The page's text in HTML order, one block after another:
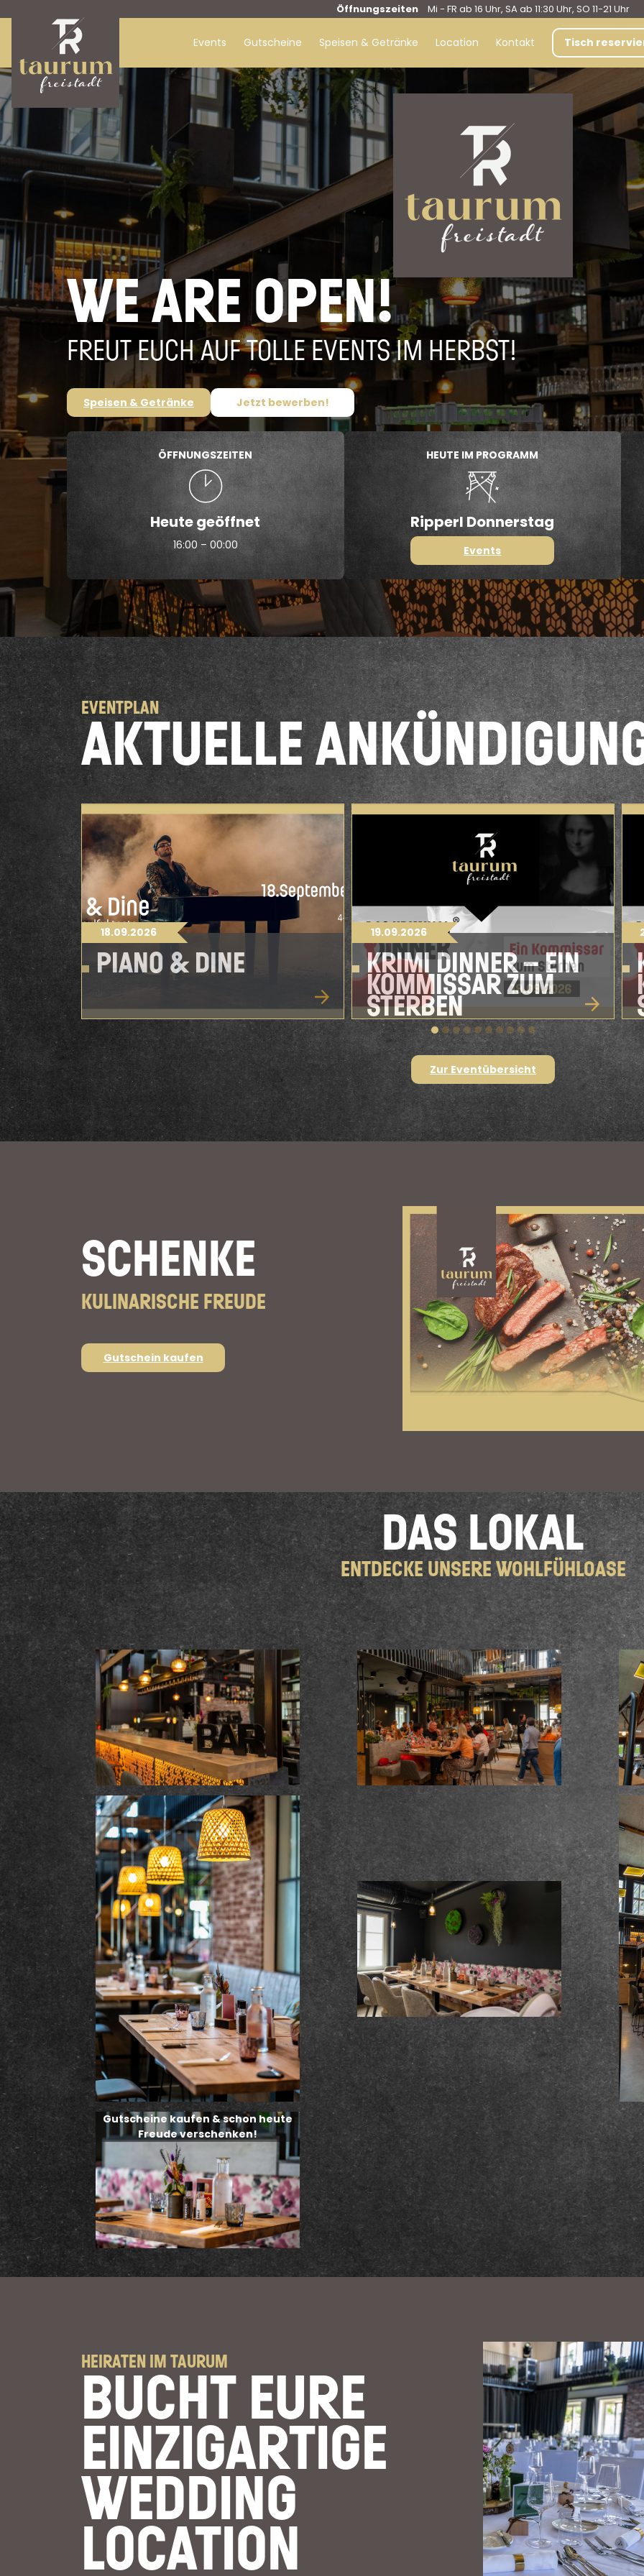
zum
Öffnungszeiten Mi - FR ab 16 Uhr, SA ab 11:30 Uhr, SO 11-21 Uhr
Events Gutscheine Speisen & Getränke Location Kontakt Tisch
WE ARE OPEN!
FREUT EUCH AUF TOLLE EVENTS IM HERBST!
Speisen & Getränke Jetzt bewerben!
ÖFFNUNGSZEITEN
Heute geöffnet
16:00 – 00:00
HEUTE IM PROGRAMM
Ripperl Donnerstag
Events
EVENTPLAN
AKTUELLE
PIANO & DINE
18.09.2026
KRIMI DINNER – EIN
KOMMISSAR ZUM
STERBEN
19.09.2026
Zur Eventübersicht
SCHENKE
KULINARISCHE FREUDE
Gutschein kaufen
DAS LOKAL
ENTDECKE UNSERE WOHLFÜHLOASE
Gutscheine kaufen & schon heute
Freude verschenken!
HEIRATEN IM TAURUM
BUCHT EURE
EINZIGARTIGE
WEDDING
LOCATION